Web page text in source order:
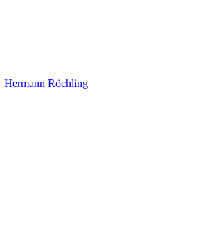
Hermann Röchling